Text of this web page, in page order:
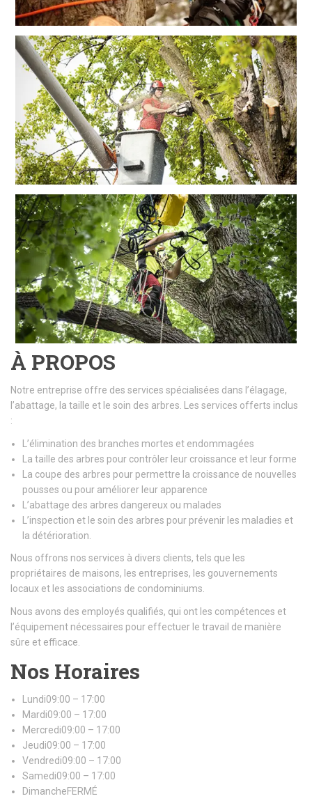
À PROPOS
Notre entreprise offre des services spécialisées dans l’élagage,
l’abattage, la taille et le soin des arbres. Les services offerts inclus
:
L’élimination des branches mortes et endommagées
La taille des arbres pour contrôler leur croissance et leur forme
La coupe des arbres pour permettre la croissance de nouvelles
pousses ou pour améliorer leur apparence
L’abattage des arbres dangereux ou malades
L’inspection et le soin des arbres pour prévenir les maladies et
la détérioration.
Nous offrons nos services à divers clients, tels que les
propriétaires de maisons, les entreprises, les gouvernements
locaux et les associations de condominiums.
Nous avons des employés qualifiés, qui ont les compétences et
l’équipement nécessaires pour effectuer le travail de manière
sûre et efficace.
Nos Horaires
Lundi09:00 – 17:00
Mardi09:00 – 17:00
Mercredi09:00 – 17:00
Jeudi09:00 – 17:00
Vendredi09:00 – 17:00
Samedi09:00 – 17:00
DimancheFERMÉ